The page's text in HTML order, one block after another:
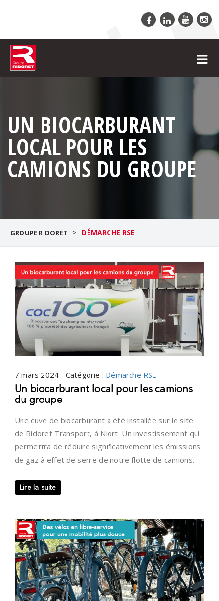
UN BIOCARBURANT
LOCAL POUR LES
CAMIONS DU GROUPE
GROUPE RIDORET > DÉMARCHE RSE
7 mars 2024 - Catégorie : Démarche RSE
Un biocarburant local pour les camions
du groupe
Une cuve de biocarburant a été installée sur le site
de Ridoret Transport, à Niort. Un investissement qui
permettra de réduire significativement les émissions
de gaz à effet de serre de notre flotte de camions.
Lire la suite